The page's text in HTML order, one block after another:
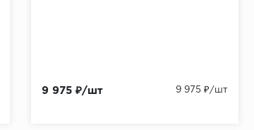
9 975 ₽/шт 9 975 ₽/шт